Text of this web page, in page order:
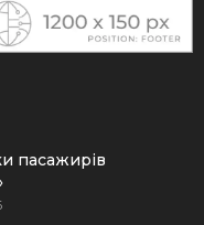
пасажирів